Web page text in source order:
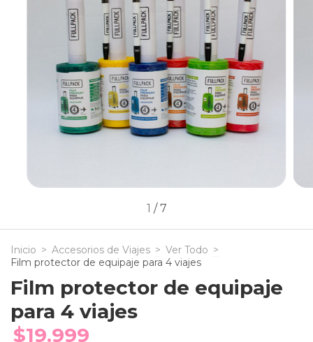
1 /7
Inicio > Accesorios de Viajes > Ver Todo >
Film protector de equipaje para 4 viajes
Film protector de equipaje
para 4 viajes
$19.999